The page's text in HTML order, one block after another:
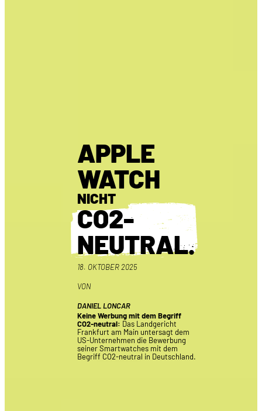
APPLE
WATCH
NICHT
CO2-
NEUTRAL.
18. OKTOBER 2025
VON
DANIEL LONCAR
Keine Werbung mit dem Begriff
CO2-neutral: Das Landgericht
Frankfurt am Main untersagt dem
US-Unternehmen die Bewerbung
seiner Smartwatches mit dem
Begriff CO2-neutral in Deutschland.